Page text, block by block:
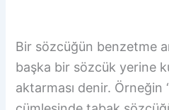
Bir sözcüğün benzetme
başka bir sözcük yerine
aktarması denir. Örneğin